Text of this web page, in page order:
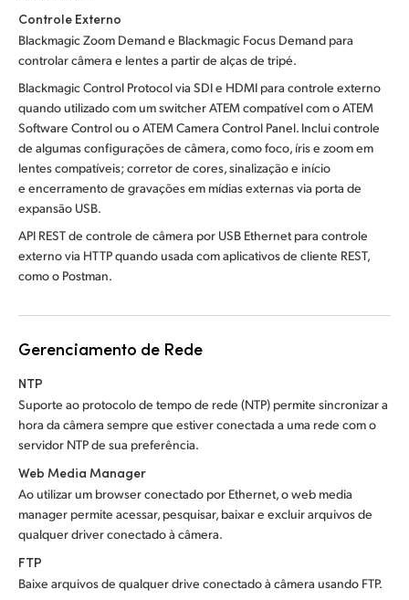
Controle Externo
Blackmagic Zoom Demand e Blackmagic Focus Demand para
controlar câmera e lentes a partirde alças de tripé.
Blackmagic Control Protocol via SDI e HDMI para controle externo
quando utilizado com um switcher ATEM compatível com o ATEM
Software Control ou o ATEM Camera Control Panel. Inclui controle
de algumas configurações de câmera, como foco, íris e zoom em
lentes compatíveis; corretor de cores, sinalização e início
e encerramento de gravações em mídias externas via porta de
expansão USB.
API REST de controle de câmera por USB Ethernet para controle
externo via HTTP quando usada com aplicativos de cliente REST,
como o Postman.
Gerenciamento de Rede
NTP
Suporte ao protocolo de tempo de rede (NTP) permite sincronizara
hora da câmera sempre que estiver conectada a uma rede com o
servidor NTPde sua preferência.
Web Media Manager
Ao utilizar um browser conectado por Ethernet,o web media
manager permite acessar, pesquisar, baixar e excluir arquivos de
qualquer driver conectado à câmera.
FTP
Baixe arquivos de qualquer drive conectadoà câmera usando FTP.